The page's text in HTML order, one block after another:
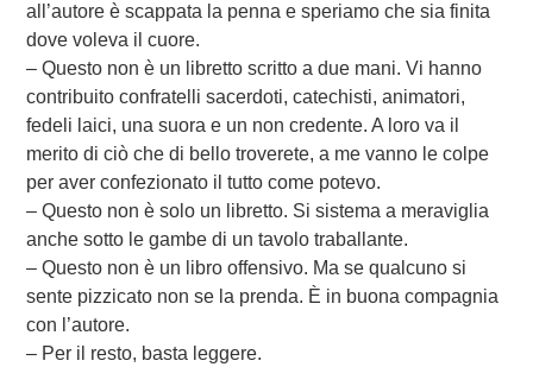
all’autore è scappata la penna e speriamo che sia finita
dove voleva il cuore.
– Questo non è un libretto scritto a due mani. Vi hanno
contribuito confratelli sacerdoti, catechisti, animatori,
fedeli laici, una suora e un non credente. A loro va il
merito di ciò che di bello troverete, a me vanno le colpe
per aver confezionato il tutto come potevo.
– Questo non è solo un libretto. Si sistema a meraviglia
anche sotto le gambe di un tavolo traballante.
– Questo non è un libro offensivo. Ma se qualcuno si
sente pizzicato non se la prenda. È in buona compagnia
con l’autore.
– Per il resto, basta leggere.